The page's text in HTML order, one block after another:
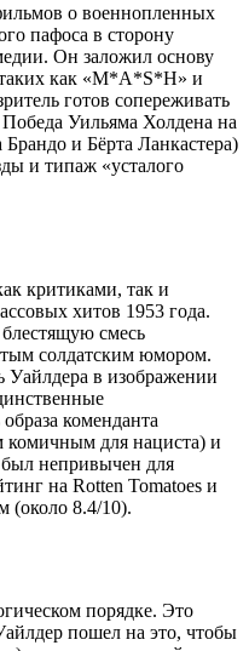
о военнопленных
пафоса в сторону
Он заложил основу
как «M*A*S*H» и
готов сопереживать
Уильяма Холдена на
и Бёрта Ланкастера)
и типаж «усталого
критиками, так и
хитов 1953 года.
смесь
солдатским юмором.
Уайлдера в изображении
коменданта
комичным для нациста) и
непривычен для
на Rotten Tomatoes и
(около 8.4/10).
порядке. Это
пошел на это, чтобы